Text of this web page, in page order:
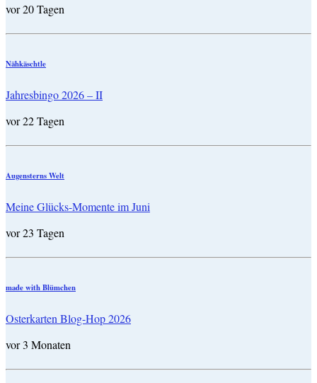
vor 20 Tagen
Nähkäschtle
Jahresbingo 2026 – II
vor 22 Tagen
Augensterns Welt
Meine Glücks-Momente im Juni
vor 23 Tagen
made with Blümchen
Osterkarten Blog-Hop 2026
vor 3 Monaten